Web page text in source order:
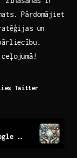
Pārdomājiet
un
Twitter
Iespējas un Stratēģijas Google Ads Kampaņām: Ceļvedis